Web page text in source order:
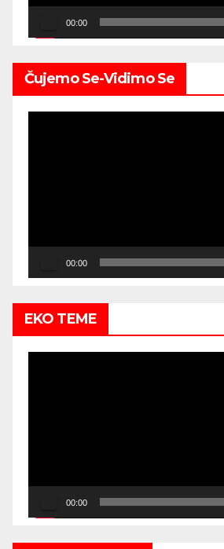
00:00
Čujemo Se-Vidimo Se
00:00
EKO TEME
00:00